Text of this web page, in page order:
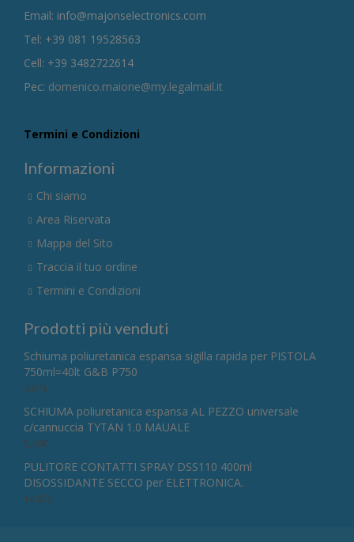
Email: info@majonselectronics.com
Tel: +39 081 19528563
Cell: +39 3482722614
Pec: domenico.maione@my.legalmail.it
Termini e Condizioni
Informazioni
Chi siamo
Area Riservata
Mappa del Sito
Traccia il tuo ordine
Termini e Condizioni
Prodotti più venduti
Schiuma poliuretanica espansa sigilla rapida per PISTOLA
750ml=40lt G&B P750
4,67€
SCHIUMA poliuretanica espansa AL PEZZO universale
c/cannuccia TYTAN 1.0 MAUALE
5,49€
PULITORE CONTATTI SPRAY DSS110 400ml
DISOSSIDANTE SECCO per ELETTRONICA.
14,87€